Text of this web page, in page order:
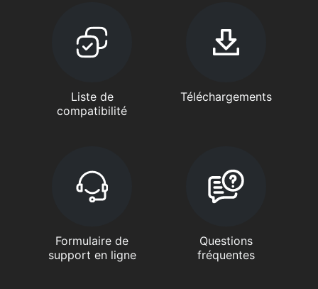
Liste de
compatibilité
Téléchargements
Formulaire de
support en ligne
Questions
fréquentes